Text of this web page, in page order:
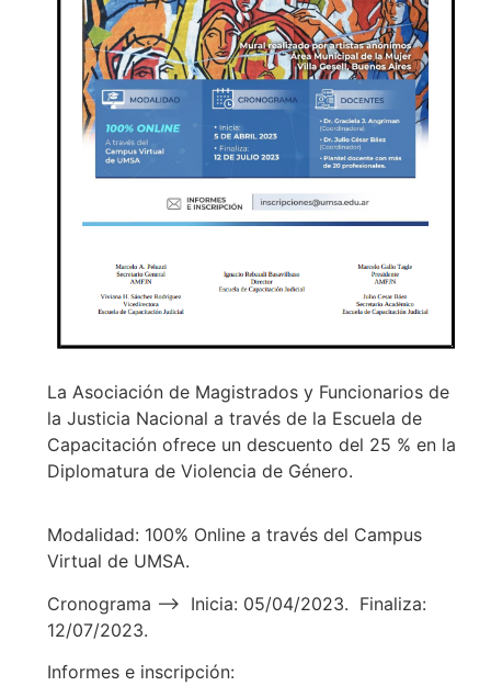
La Asociación de Magistrados y Funcionarios de
la Justicia Nacional a través de la Escuela de
Capacitación ofrece un descuento del 25 % en la
Diplomatura de Violencia de Género.
Modalidad: 100% Online a través del Campus
Virtual de UMSA.
Cronograma –> Inicia: 05/04/2023. Finaliza:
12/07/2023.
Informes e inscripción: